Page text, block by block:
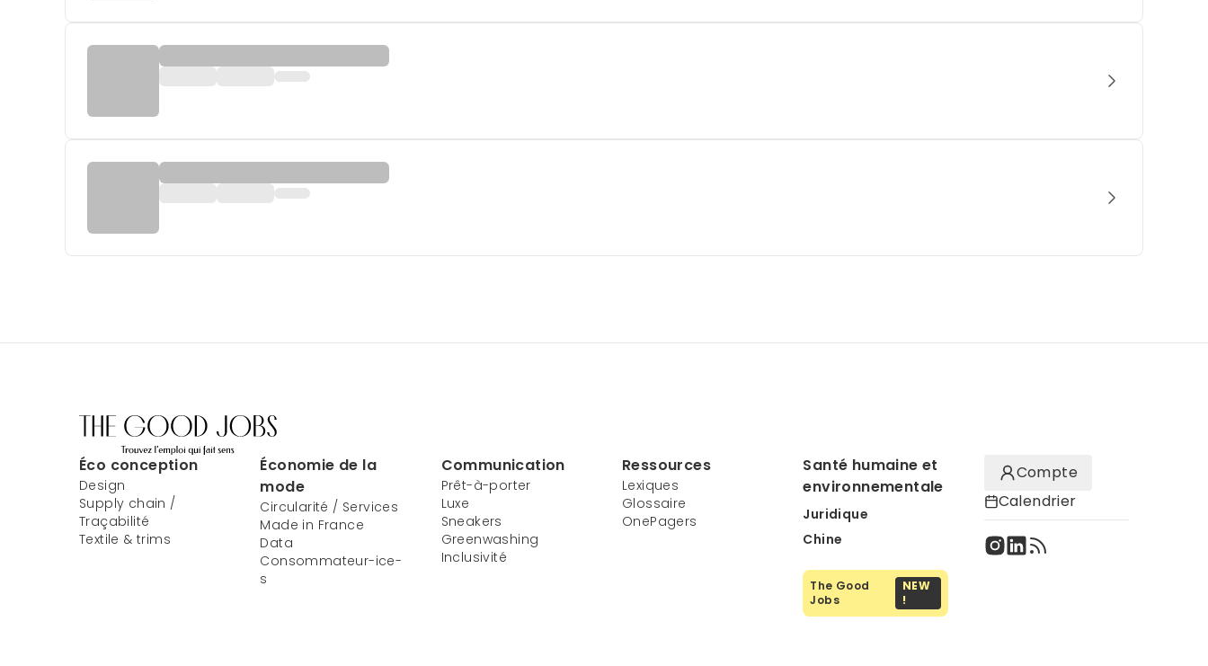
Éco conception
Design
Supply chain /
Traçabilité
Textile & trims
Économie de la
mode
Circularité / Services
Made in France
Data
Consommateur-ice-
s
Communication
Prêt-à-porter
Luxe
Sneakers
Greenwashing
Inclusivité
Ressources
Lexiques
Glossaire
OnePagers
Santé humaine et
environnementale
Juridique
Chine
The Good
Jobs
NEW
!
Compte
Calendrier